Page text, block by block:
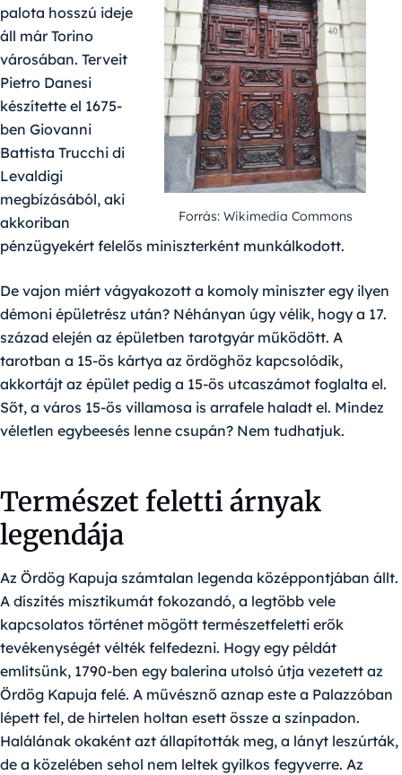
Forrás: Wikimedia Commons
palota hosszú ideje
áll már Torino
városában. Terveit
Pietro Danesi
készítette el 1675-
ben Giovanni
Battista Trucchi di
Levaldigi
megbízásából, aki
akkoriban
pénzügyekért felelős miniszterként munkálkodott.
De vajon miért vágyakozott a komoly miniszter egy ilyen
démoni épületrész után? Néhányan úgy vélik, hogy a 17.
század elején az épületben tarotgyár működött. A
tarotban a 15-ös kártya az ördöghöz kapcsolódik,
akkortájt az épület pedig a 15-ös utcaszámot foglalta el.
Sőt, a város 15-ös villamosa is arrafele haladt el. Mindez
véletlen egybeesés lenne csupán? Nem tudhatjuk.
Természet feletti árnyak
legendája
Az Ördög Kapuja számtalan legenda középpontjában állt.
A díszítés misztikumát fokozandó, a legtöbb vele
kapcsolatos történet mögött természetfeletti erők
tevékenységét vélték felfedezni. Hogy egy példát
említsünk, 1790-ben egy balerina utolsó útja vezetett az
Ördög Kapuja felé. A művésznő aznap este a Palazzóban
lépett fel, de hirtelen holtan esett össze a színpadon.
Halálának okaként azt állapították meg, a lányt leszúrták,
de a közelében sehol nem leltek gyilkos fegyverre. Az